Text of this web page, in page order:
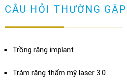
TRẢ LỜI
XEM THÊM
CÂU HỎI THƯỜNG GẶP
Trồng răng implant
Trám răng thẩm mỹ laser 3.0